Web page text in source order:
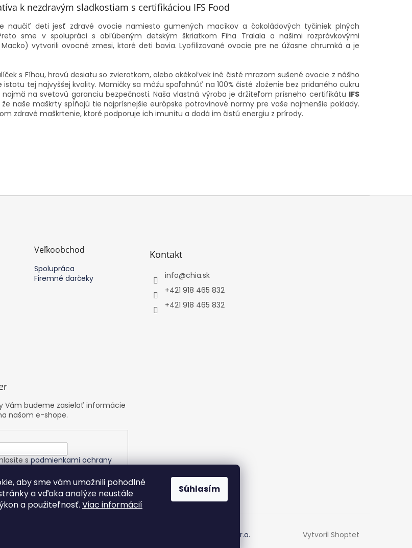
aby sme vám umožnili pohodlné
a vďaka analýze neustále
a použiteľnosť. Viac informácií
Súhlasím
l
á
d
a
c
p
r
v
k
y
k nezdravým sladkostiam s certifikáciou IFS Food
naučiť deti jesť zdravé ovocie namiesto gumených macíkov a čokoládových tyčiniek plných
sme v spolupráci s obľúbeným detským škriatkom Fíha Tralala a našimi rozprávkovými
vytvorili ovocné zmesi, ktoré deti bavia. Lyofilizované ovocie pre ne úžasne chrumká a je
s Fíhou, hravú desiatu so zvieratkom, alebo akékoľvek iné čisté mrazom sušené ovocie z nášho
tej najvyššej kvality. Mamičky sa môžu spoľahnúť na 100% čisté zloženie bez pridaného cukru
na svetovú garanciu bezpečnosti. Naša vlastná výroba je držiteľom prísneho certifikátu IFS
naše maškrty spĺňajú tie najprísnejšie európske potravinové normy pre vaše najmenšie poklady.
zdravé maškrtenie, ktoré podporuje ich imunitu a dodá im čistú energiu z prírody.
Veľkoobchod
Spolupráca
Firemné darčeky
Kontakt
info@chia.sk
+421 918 465 832
+421 918 465 832
Vám budeme zasielať informácie
našom e-shope.
spodmienkami ochrany
Vytvoril Shoptet
Netmedia s.r.o.